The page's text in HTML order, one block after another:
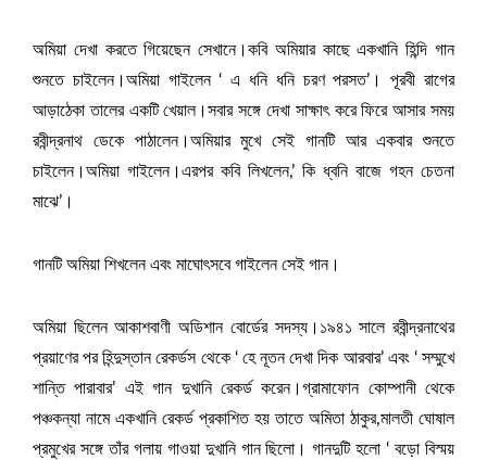
অমিয়া দেখা করতে গিয়েছেন সেখানে।কবি অমিয়ার কাছে একখানি হিন্দি গান
শুনতে চাইলেন।অমিয়া গাইলেন ‘ এ ধনি ধনি চরণ পরসত’। পূরবী রাগের
আড়াঠেকা তালের একটি খেয়াল।সবার সঙ্গে দেখা সাক্ষাৎ করে ফিরে আসার সময়
রবীন্দ্রনাথ ডেকে পাঠালেন।অমিয়ার মুখে সেই গানটি আর একবার শুনতে
চাইলেন।অমিয়া গাইলেন।এরপর কবি লিখলেন,’ কি ধ্বনি বাজে গহন চেতনা
মাঝে’।
গানটি অমিয়া শিখলেন এবং মাঘোৎসবে গাইলেন সেই গান।
অমিয়া ছিলেন আকাশবাণী অডিশান বোর্ডের সদস্য।১৯৪১ সালে রবীন্দ্রনাথের
প্রয়াণের পর হিন্দুস্তান রেকর্ডস থেকে ‘ হে নূতন দেখা দিক আরবার’ এবং ‘ সম্মুখে
শান্তি পারাবার’ এই গান দুখানি রেকর্ড করেন।গ্রামাফোন কোম্পানী থেকে
পঞ্চকন্যা নামে একখানি রেকর্ড প্রকাশিত হয় তাতে অমিতা ঠাকুর,মালতী ঘোষাল
প্রমুখের সঙ্গে তাঁর গলায় গাওয়া দুখানি গান ছিলো। গানদুটি হলো ‘ বড়ো বিস্ময়